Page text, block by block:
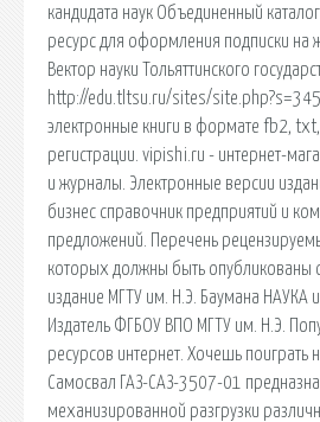
кандидата наук Объединенный
ресурс для оформления подписки на
Вектор науки Тольяттинского
http://edu.tltsu.ru/sites/
электронные книги в формате fb2,
регистрации. vipishi.ru - интернет-
и журналы. Электронные версии
бизнес справочник предприятий и
предложений. Перечень
которых должны быть опубликованы
издание МГТУ им. Н.Э. Баумана НАУКА
Издатель ФГБОУ ВПО МГТУ им. Н.Э.
ресурсов интернет. Хочешь поиграть
Самосвал ГАЗ-САЗ-3507-01
механизированной разгрузки